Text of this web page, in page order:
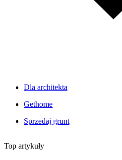
Dla architekta
Gethome
Sprzedaj grunt
Top artykuły